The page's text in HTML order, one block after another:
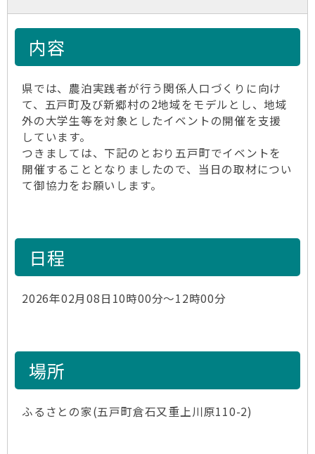
内容
県では、農泊実践者が行う関係人口づくりに向け
て、五戸町及び新郷村の2地域をモデルとし、地域
外の大学生等を対象としたイベントの開催を支援
しています。
つきましては、下記のとおり五戸町でイベントを
開催することとなりましたので、当日の取材につい
て御協力をお願いします。
日程
2026年02月08日10時00分～12時00分
場所
ふるさとの家(五戸町倉石又重上川原110-2)